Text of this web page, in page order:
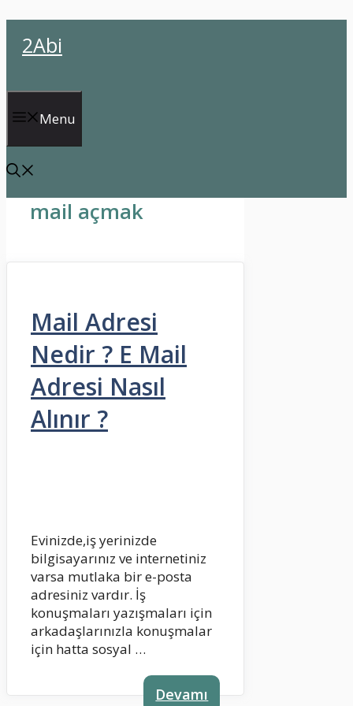
atla2Abi
Menu
mail açmak
Mail Adresi
Nedir ? E Mail
Adresi Nasıl
Alınır ?
Evinizde,iş yerinizde
bilgisayarınız ve internetiniz
varsa mutlaka bir e-posta
adresiniz vardır. İş
konuşmaları yazışmaları için
arkadaşlarınızla konuşmalar
için hatta sosyal …
Devamı